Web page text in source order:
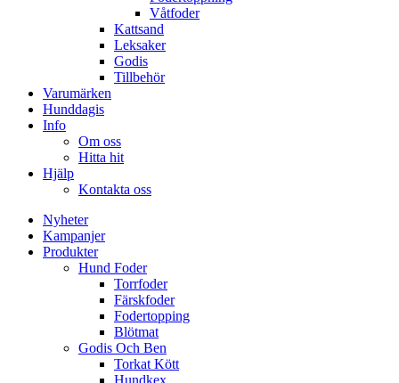
Våtfoder
Kattsand
Leksaker
Godis
Tillbehör
Varumärken
Hunddagis
Info
Om oss
Hitta hit
Hjälp
Kontakta oss
Nyheter
Kampanjer
Produkter
Hund Foder
Torrfoder
Färskfoder
Fodertopping
Blötmat
Godis Och Ben
Torkat Kött
Hundkex